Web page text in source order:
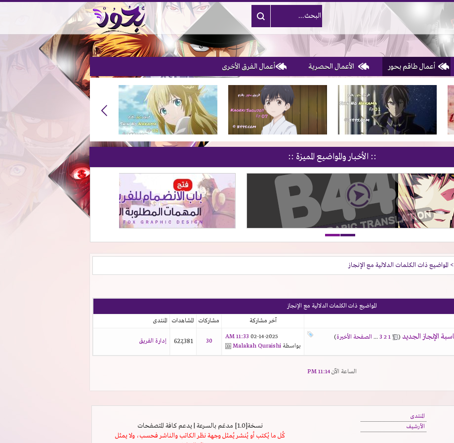
أعمال طاقم بحور الأعمال الحصرية أعمال الفرق الأخرى
1, 2, 3 & 4of 10
:: الأخبار والمواضيع المميزة ::
> المواضيع ذات الكلمات الدلالية مع الإنجاز
المواضيع ذات الكلمات الدلالية مع الإنجاز
آخر مشاركة مشاركات المشاهدات المنتدى
(
1
2
3
... الصفحة الأخيرة)
02-14-2025
11:33 AM
بواسطة Malakah Quraishi
30
627,381 إدارة الفريق
الساعة الآن11:14 PM
المنتدى
الأرشيف
نسخة[1.0] مدعَم بالسرعة | يدعم كافة المتصفحات
كُل ما يُكتب أو يُنشر يُمثل وجهة نظر الكاتب والناشر فحسب، ولا يمثل